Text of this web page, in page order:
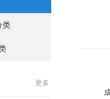
类
更多